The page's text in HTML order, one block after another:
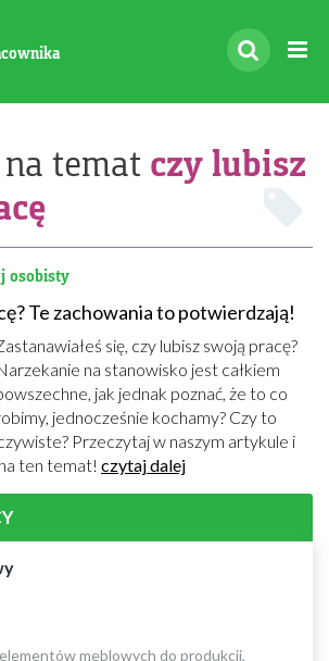
temat czy lubisz
osobisty
Te zachowania to potwierdzają!
się, czy lubisz swoją pracę?
na stanowisko jest całkiem
jak jednak poznać, że to co
jednocześnie kochamy? Czy to
Przeczytaj w naszym artykule i
ten temat! czytaj dalej
meblowych do produkcji,